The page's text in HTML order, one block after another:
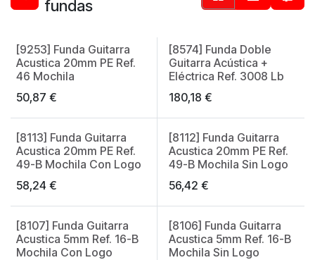
fundas
[9253] Funda Guitarra
Acustica 20mm PE Ref.
46 Mochila
50,87 € Made in Spain
[8574] Funda Doble
Guitarra Acústica +
Eléctrica Ref. 3008 Lb
180,18 €
[8113] Funda Guitarra
Acustica 20mm PE Ref.
49-B Mochila Con Logo
58,24 €
[8112] Funda Guitarra
Acustica 20mm PE Ref.
49-B Mochila Sin Logo
56,42 €
[8107] Funda Guitarra
Acustica 5mm Ref. 16-B
Mochila Con Logo
[8106] Funda Guitarra
Acustica 5mm Ref. 16-B
Mochila Sin Logo